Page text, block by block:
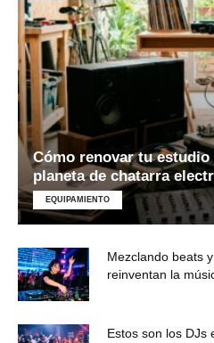
Cómo renovar tu
planeta de chatarra
EQUIPAMIENTO
Mezclando beats
reinventan la
Estos son los DJs